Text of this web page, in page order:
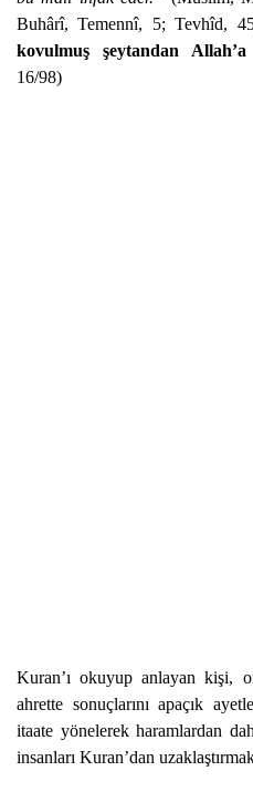
Buhârî, Temennî, 5; Tevhîd,
kovulmuş şeytandan Allah’a
16/98)
Kuran’ı okuyup anlayan kişi,
ahrette sonuçlarını apaçık
itaate yönelerek haramlardan
insanları Kuran’dan